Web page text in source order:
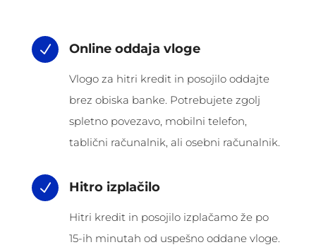
N Online oddaja vloge
Vlogo za hitri kredit in posojilo oddajte
brez obiska banke. Potrebujete zgolj
spletno povezavo, mobilni telefon,
tablični računalnik, ali osebni računalnik.
N Hitro izplačilo
Hitri kredit in posojilo izplačamo že po
15-ih minutah od uspešno oddane vloge.